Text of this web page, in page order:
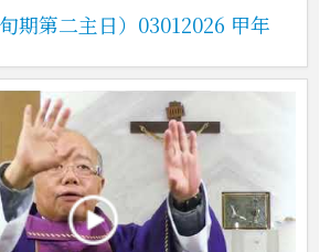
期第二主日）03012026 甲年